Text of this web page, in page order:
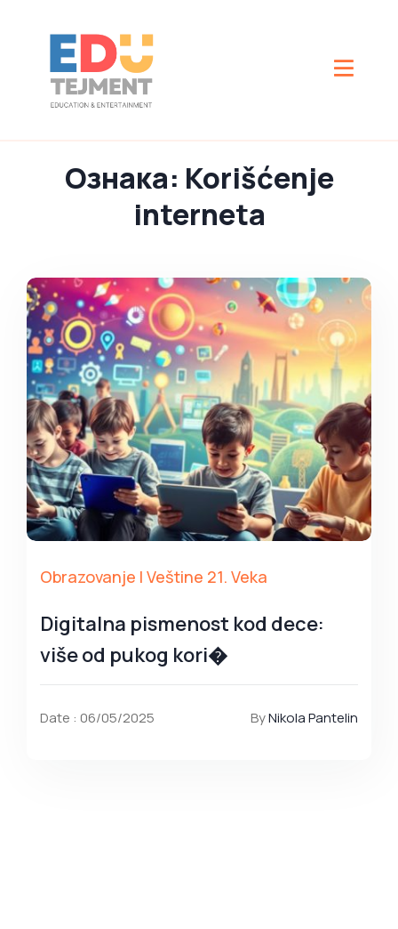
Ознака: Korišćenje
interneta
Obrazovanje I Veštine 21. Veka
Digitalna pismenost kod dece:
više od pukog kori�
Date : 06/05/2025 ByNikola Pantelin